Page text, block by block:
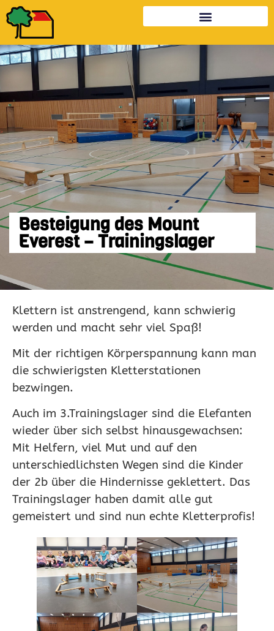
Besteigung des Mount
Everest – Trainingslager
Klettern ist anstrengend, kann schwierig
werden und macht sehr viel Spaß!
Mit der richtigen Körperspannung kann man
die schwierigsten Kletterstationen
bezwingen.
Auch im 3.Trainingslager sind die Elefanten
wieder über sich selbst hinausgewachsen:
Mit Helfern, viel Mut und auf den
unterschiedlichsten Wegen sind die Kinder
der 2b über die Hindernisse geklettert. Das
Trainingslager haben damit alle gut
gemeistert und sind nun echte Kletterprofis!